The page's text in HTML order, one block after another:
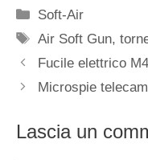
Categorie
Soft-Air
Tag
Air Soft Gun,
Fucile elettrico
Microspie
Lascia un